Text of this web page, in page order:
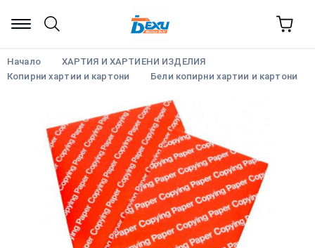
Начало
ХАРТИЯ И ХАРТИЕНИ ИЗДЕЛИЯ
Копирни хартии и картони
Бели копирни хартии и картони